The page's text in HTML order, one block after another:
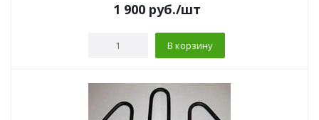
1 900 руб./шт
В корзину